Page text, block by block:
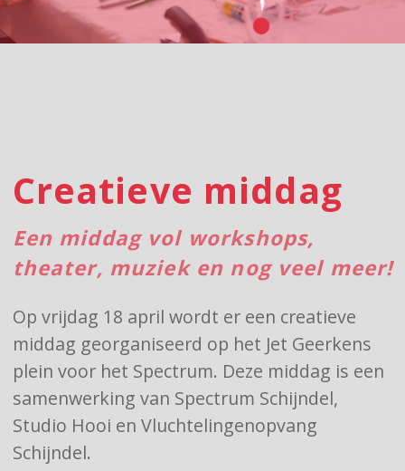
Creatieve middag
Een middag vol workshops,
theater, muziek en nog veel meer!
Op vrijdag 18 april wordt er een creatieve
middag georganiseerd op het Jet Geerkens
plein voor het Spectrum. Deze middag is een
samenwerking van Spectrum Schijndel,
Studio Hooi en Vluchtelingenopvang
Schijndel.